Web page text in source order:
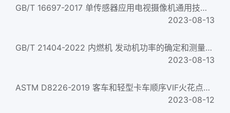
GB/T 16697-2017 单传感器应用电视摄像机通用技术要求及测量方法 General technical requirement and measurement m...
2023-08-13
GB/T 21404-2022 内燃机 发动机功率的确定和测量方法 一般要求 Internal combustion engines-Determination and met...
2023-08-13
ASTM D8226-2019 客车和轻型卡车顺序VIF火花点火发动机中车用发动机油对于燃油经济性影响测量方法 Standard Test Me...
2023-08-12